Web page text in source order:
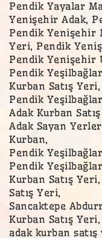
Pendik Yayalar
Yenişehir Adak,
Pendik Yenişehir
Yeri, Pendik
Pendik Yenişehir
Pendik
Kurban Satış
Pendik
Adak Kurban
Adak Sayan
Kurban,
Pendik
Pendik
Kurban Satış
Satış Yeri,
Sancaktepe
Kurban Satış
adak kurban satış